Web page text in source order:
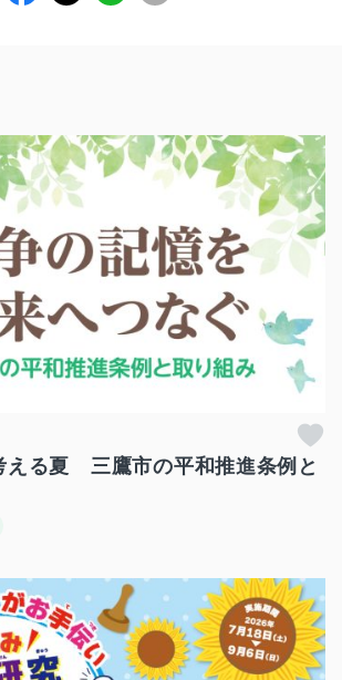
える夏 三鷹市の平和推進条例と